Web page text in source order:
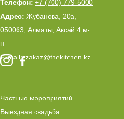
Частные мероприятий
Выездная свадьба
Телефон: +7 (700) 779-5000
Адрес: Жубанова, 20а,
050063, Алматы, Аксай 4 м-
н
E-mail:zakaz@thekitchen.kz